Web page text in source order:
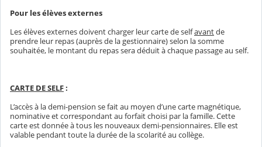
Pour les élèves externes
Les élèves externes doivent charger leur carte de selfavantde
prendre leur repas (auprès de la gestionnaire) selon la somme
souhaitée, le montant du repas sera déduit à chaque passage au self.
CARTE DE SELF:
L’accès à la demi-pension se fait au moyen d’une carte magnétique,
nominative et correspondant au forfait choisi par la famille. Cette
carte est donnée à tous les nouveaux demi-pensionnaires. Elle est
valable pendant toute la durée de la scolarité au collège.